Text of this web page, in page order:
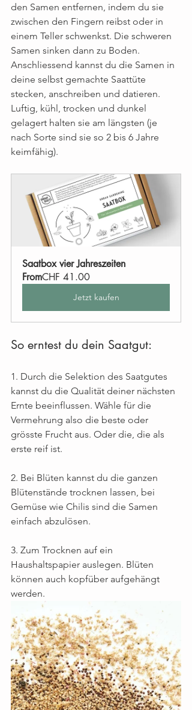
den Samen entfernen, indem du sie
zwischen den Fingern reibst oder in
einem Teller schwenkst. Die schweren
Samen sinken dann zu Boden.
Anschliessend kannst du die Samen in
deine selbst gemachte Saattüte
stecken, anschreiben und datieren.
Luftig, kühl, trocken und dunkel
gelagert halten sie am längsten (je
nach Sorte sind sie so 2 bis 6 Jahre
keimfähig).
Saatbox vier Jahreszeiten
FromCHF 41.00
Jetzt kaufen
So erntest du dein Saatgut:
1. Durch die Selektion des Saatgutes
kannst du die Qualität deiner nächsten
Ernte beeinflussen. Wähle für die
Vermehrung also die beste oder
grösste Frucht aus. Oder die, die als
erste reif ist.
2. Bei Blüten kannst du die ganzen
Blütenstände trocknen lassen, bei
Gemüse wie Chilis sind die Samen
einfach abzulösen.
3. Zum Trocknen auf ein
Haushaltspapier auslegen. Blüten
können auch kopfüber aufgehängt
werden.